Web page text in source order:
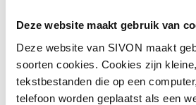
Deze website maakt gebruik van
Deze website van SIVON maakt
soorten cookies. Cookies zijn
tekstbestanden die op een
telefoon worden geplaatst als een
voor personen die
Meld je aan